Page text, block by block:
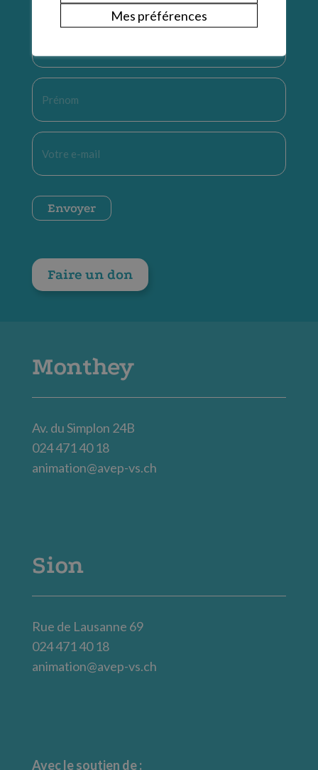
*
Prénom
E-
mail
CAPTCHA
Envoyer
Faire un don
Monthey
Av. du Simplon 24B
024 471 40 18
animation@avep-vs.ch
Sion
Rue de Lausanne 69
024 471 40 18
animation@avep-vs.ch
Avec le soutien de :
Mes préférences